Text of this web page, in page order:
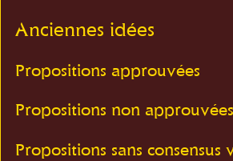
Anciennes idées
Propositions approuvées
Propositions non approuvées
Propositions sans consensus